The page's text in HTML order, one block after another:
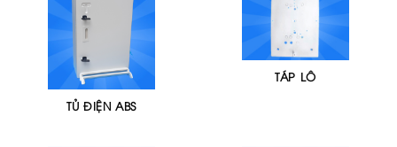
TỦ ĐIỆN ABS
TÁP LÔ